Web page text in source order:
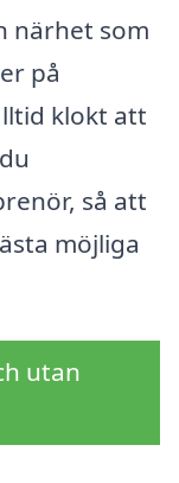
närhet som
på
klokt att
så att
möjliga
utan